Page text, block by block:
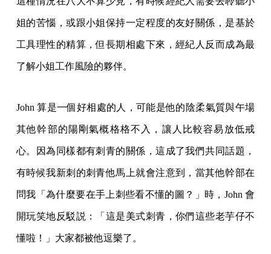
姐的苦惱，或跟小姐保持一定程度的友好關係，是基於
工具理性的精算，但長期相處下來，經紀人反而成為最
了解小姐工作風險的夥伴。
John 算是一個好相處的人，可能是他的陰柔氣質與午場
其他幹部的陽剛氣概格格不入，讓人比較容易放低戒
心。因為同樣都有刺青的關係，這成了我們共同話題，
有時候我新刺的刺青他馬上就會注意到，當其他幹部在
問我「為什麼要在手上刺些看不懂的圖？」時，John 會
開玩笑地反駁説：「這是美式刺青，你們這些老芋仔不
懂啦！」大家都被他逗樂了。